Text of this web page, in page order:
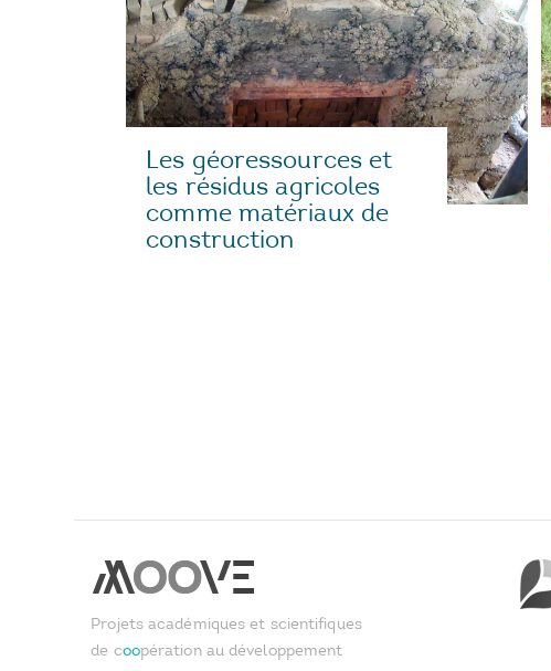
Les géoressources et
les résidus agricoles
comme matériaux de
construction
Projets académiques et scientifiques
de coopération au développement